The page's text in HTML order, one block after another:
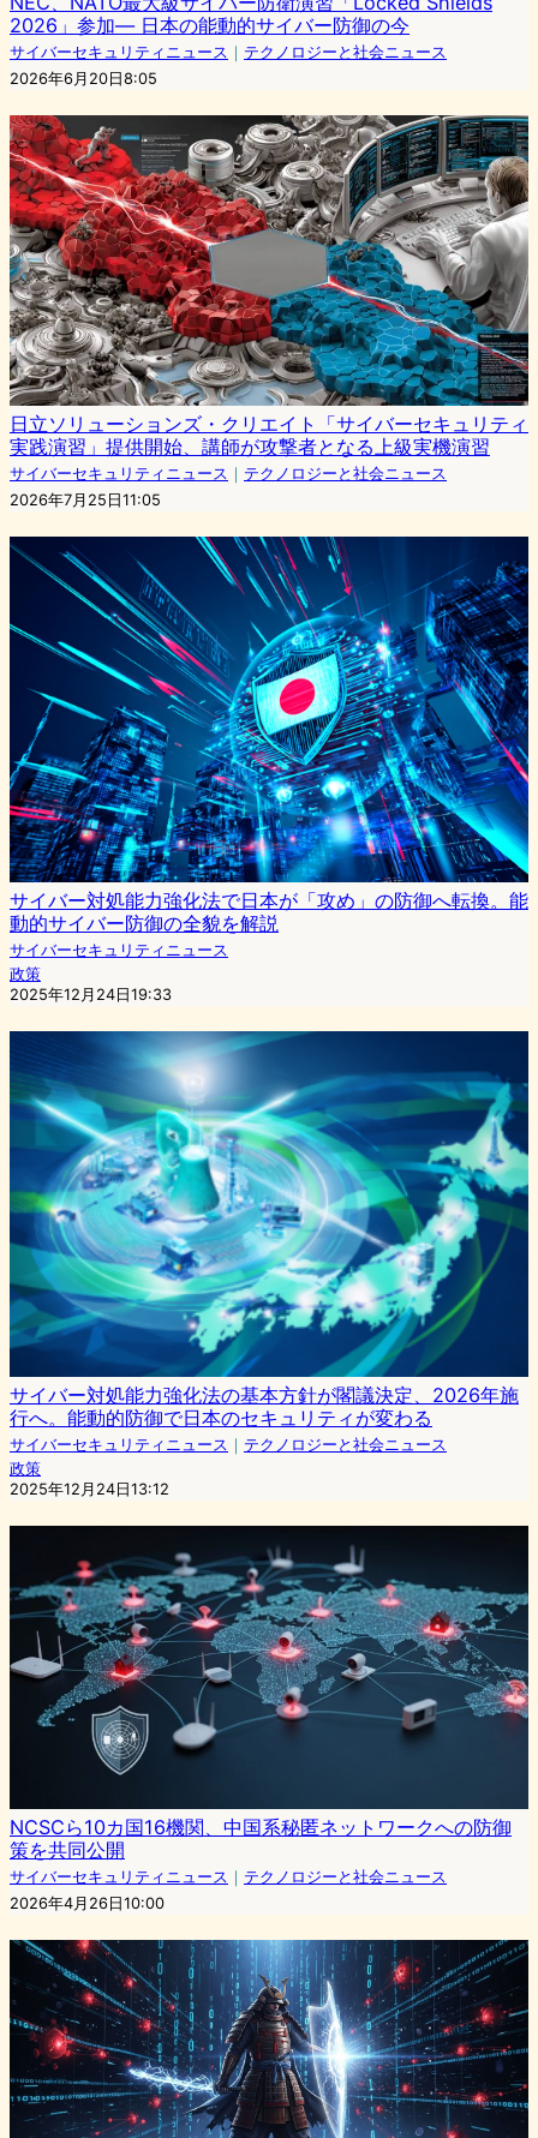
2026」参加― 日本の能動的サイバー防御の今
サイバーセキュリティニュース ｜ テクノロジーと社会ニュース
2026年6月20日8:05
日立ソリューションズ・クリエイト「サイバーセキュリティ
実践演習」提供開始、講師が攻撃者となる上級実機演習
サイバーセキュリティニュース ｜ テクノロジーと社会ニュース
2026年7月25日11:05
サイバー対処能力強化法で日本が「攻め」の防御へ転換。能
動的サイバー防御の全貌を解説
サイバーセキュリティニュース
政策
2025年12月24日19:33
サイバー対処能力強化法の基本方針が閣議決定、2026年施
行へ。能動的防御で日本のセキュリティが変わる
サイバーセキュリティニュース ｜ テクノロジーと社会ニュース
政策
2025年12月24日13:12
NCSCら10カ国16機関、中国系秘匿ネットワークへの防御
策を共同公開
サイバーセキュリティニュース ｜ テクノロジーと社会ニュース
2026年4月26日10:00